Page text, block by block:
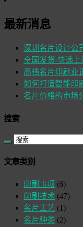
最新消息
深圳名片设计公
全国发货-快递上
高档名片印刷业
如何打造智能印
名片价格的市场
搜索
文章类别
印刷事项 (6)
印刷技术 (47)
名片工艺 (1)
名片种类 (2)